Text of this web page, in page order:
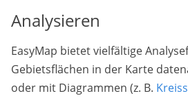
Analysieren
EasyMap bietet vielfältige
Gebietsflächen in der Karte
oder mit Diagrammen (z. B.